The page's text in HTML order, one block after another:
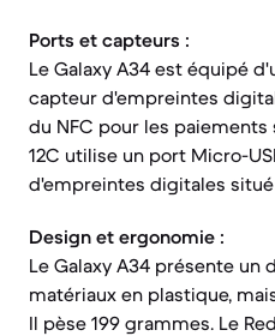
Ports et capteurs :
Le Galaxy A34 est équipé
capteur d'empreintes
du NFC pour les paiements
12C utilise un port Micro-
d'empreintes digitales
Design et ergonomie :
Le Galaxy A34 présente un
matériaux en plastique,
Il pèse 199 grammes. Le